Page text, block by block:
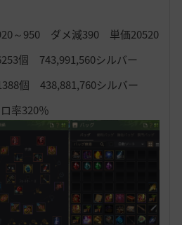
～950 ダメ減390 単価20520
個 743,991,560シルバー
個 438,881,760シルバー
率320％